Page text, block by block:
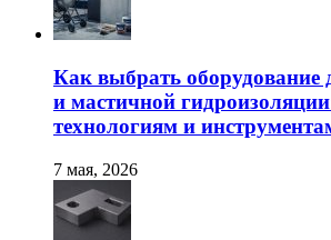
Как выбрать оборудование
и мастичной
технологиям и
7 мая, 2026